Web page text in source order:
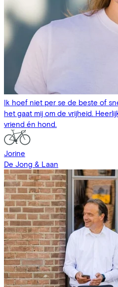
Ik hoef niet per se de beste of
het gaat mij om de vrijheid.
vriend én hond.
Jorine
De Jong & Laan